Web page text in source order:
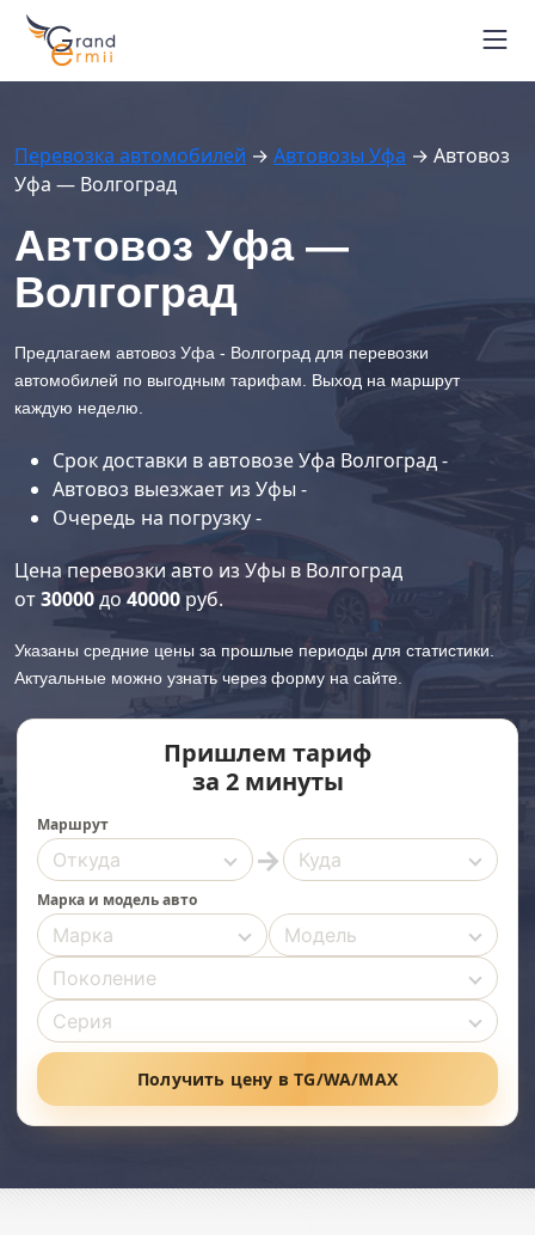
Маршруты автовозов
Контакты
+7 964 451-26-94
г. Владивосток
Отследить автовоз
Перевозка автомобилей → Автовозы Уфа → Автовоз
Уфа — Волгоград
Автовоз Уфа —
Волгоград
Предлагаем автовоз Уфа - Волгоград для перевозки
автомобилей по выгодным тарифам. Выход на маршрут
каждую неделю.
Срок доставки в автовозе Уфа Волгоград -
Автовоз выезжает из Уфы -
Очередь на погрузку -
Цена перевозки авто из Уфы в Волгоград
от30000до40000 руб.
Указаны средние цены за прошлые периоды для статистики.
Актуальные можно узнать через форму на сайте.
Пришлем тариф
за 2 минуты
Маршрут
→
Марка и модель авто
Получить цену в TG/WA/MAX